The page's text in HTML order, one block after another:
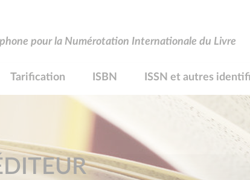
pour la Numérotation Internationale du Livre
Tarification ISBN ISSN et autres